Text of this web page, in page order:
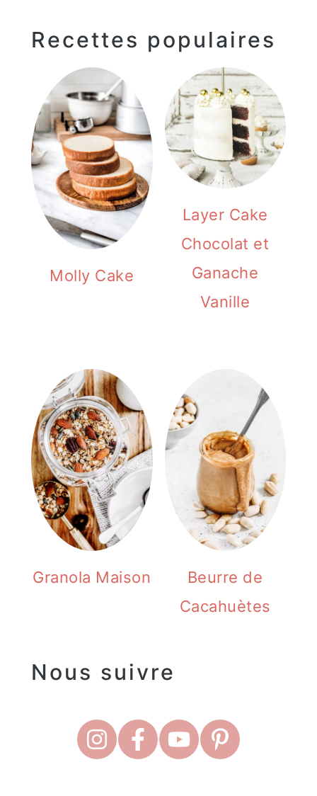
Recettes populaires
Molly Cake
Layer Cake
Chocolat et
Ganache
Vanille
Granola Maison
Beurre de
Cacahuètes
Nous suivre